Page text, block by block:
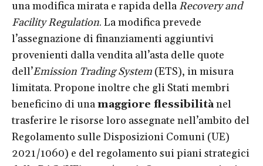
una modifica mirata e rapida della Recovery and
Facility Regulation. La modifica prevede
l’assegnazione di finanziamenti aggiuntivi
provenienti dalla vendita all’asta delle quote
dell’Emission Trading System (ETS), in misura
limitata. Propone inoltre che gli Stati membri
beneficino di unamaggiore flessibilitànel
trasferire le risorse loro assegnate nell’ambito del
Regolamento sulle Disposizioni Comuni (UE)
2021/1060) e del regolamento sui piani strategici